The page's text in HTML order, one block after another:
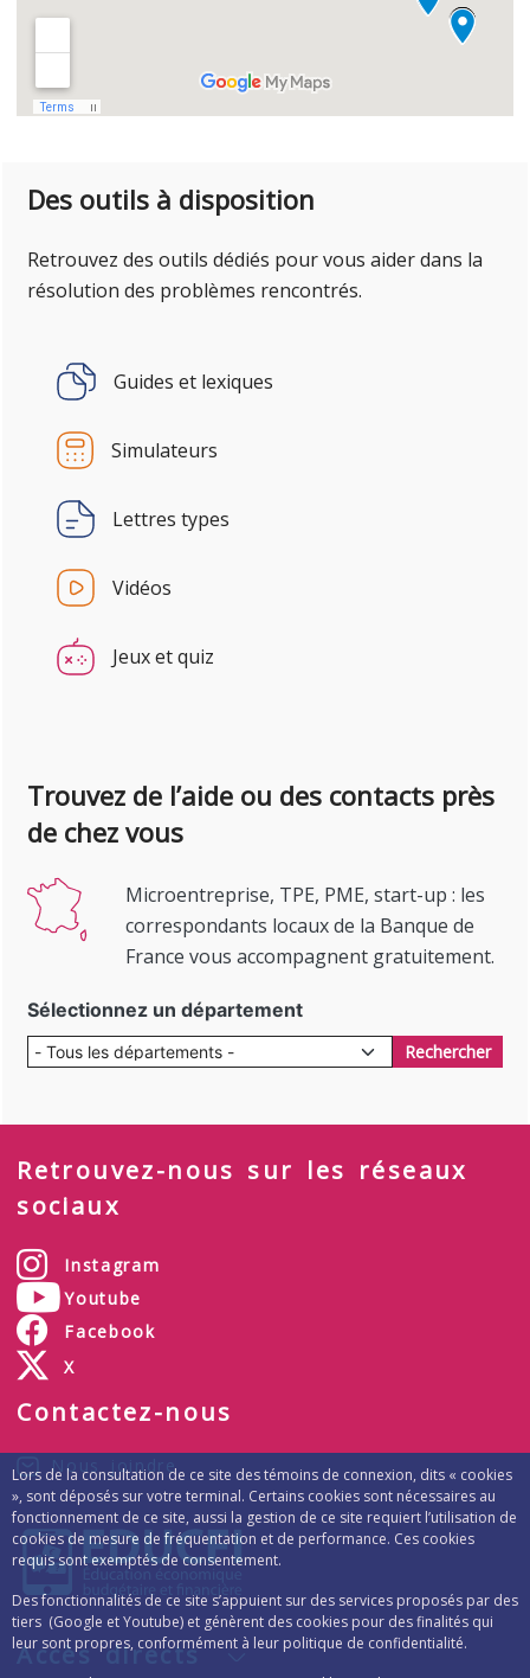
Lors de la consultation de ce site des témoins de connexion, dits « cookies
», sont déposés sur votre terminal. Certains cookies sont nécessaires au
fonctionnement de ce site, aussi la gestion de ce site requiert l’utilisation de
cookies de mesure de fréquentation et de performance. Ces cookies
requis sont exemptés de consentement.
Des fonctionnalités de ce site s’appuient sur des services proposés par des
tiers (Google et Youtube) et génèrent des cookies pour des finalités qui
leur sont propres, conformément à leur politique de confidentialité.
Des outils à disposition
Retrouvez des outils dédiés pour vous aider dans la
résolution des problèmes rencontrés.
Guides et lexiques
Simulateurs
Lettres types
Vidéos
Jeux et quiz
Trouvez de l’aide ou des contacts près
de chez vous
Microentreprise, TPE, PME, start-up : les
correspondants locaux de la Banque de
France vous accompagnent gratuitement.
Sélectionnez un département
Rechercher
Retrouvez-nous sur les réseaux
sociaux
Instagram
Youtube
Facebook
X
Contactez-nous
Nous joindre
Accès directs